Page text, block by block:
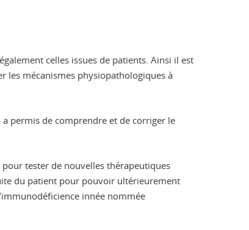
celles issues de patients. Ainsi il est
les mécanismes physiopathologiques à
permis de comprendre et de corriger le
tester de nouvelles thérapeutiques
du patient pour pouvoir ultérieurement
innée nommée